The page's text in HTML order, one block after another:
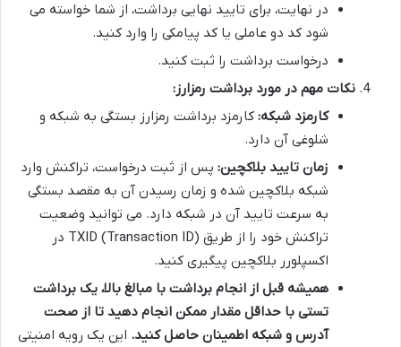
در نهایت، برای تایید نهایی برداشت، از شما خواسته می
شود کد دو عاملی یا کد پیامکی را وارد کنید.
درخواست برداشت را ثبت کنید.
نکات مهم در مورد برداشت رمزارز:
کارمزد شبکه: کارمزد برداشت رمزارز بستگی به شبکه و
شلوغی آن دارد.
زمان تایید بلاکچین: پس از ثبت درخواست، تراکنش وارد
شبکه بلاکچین شده و زمان رسیدن آن به مقصد بستگی
به سرعت تایید آن در شبکه دارد. می توانید وضعیت
تراکنش خود را از طریق TXID (Transaction ID) در
اکسپلورر بلاکچین پیگیری کنید.
همیشه قبل از انجام برداشت با مبالغ بالا، یک برداشت
تستی با حداقل مقدار ممکن انجام دهید تا از صحت
آدرس و شبکه اطمینان حاصل کنید. این یک رویه امنیتی